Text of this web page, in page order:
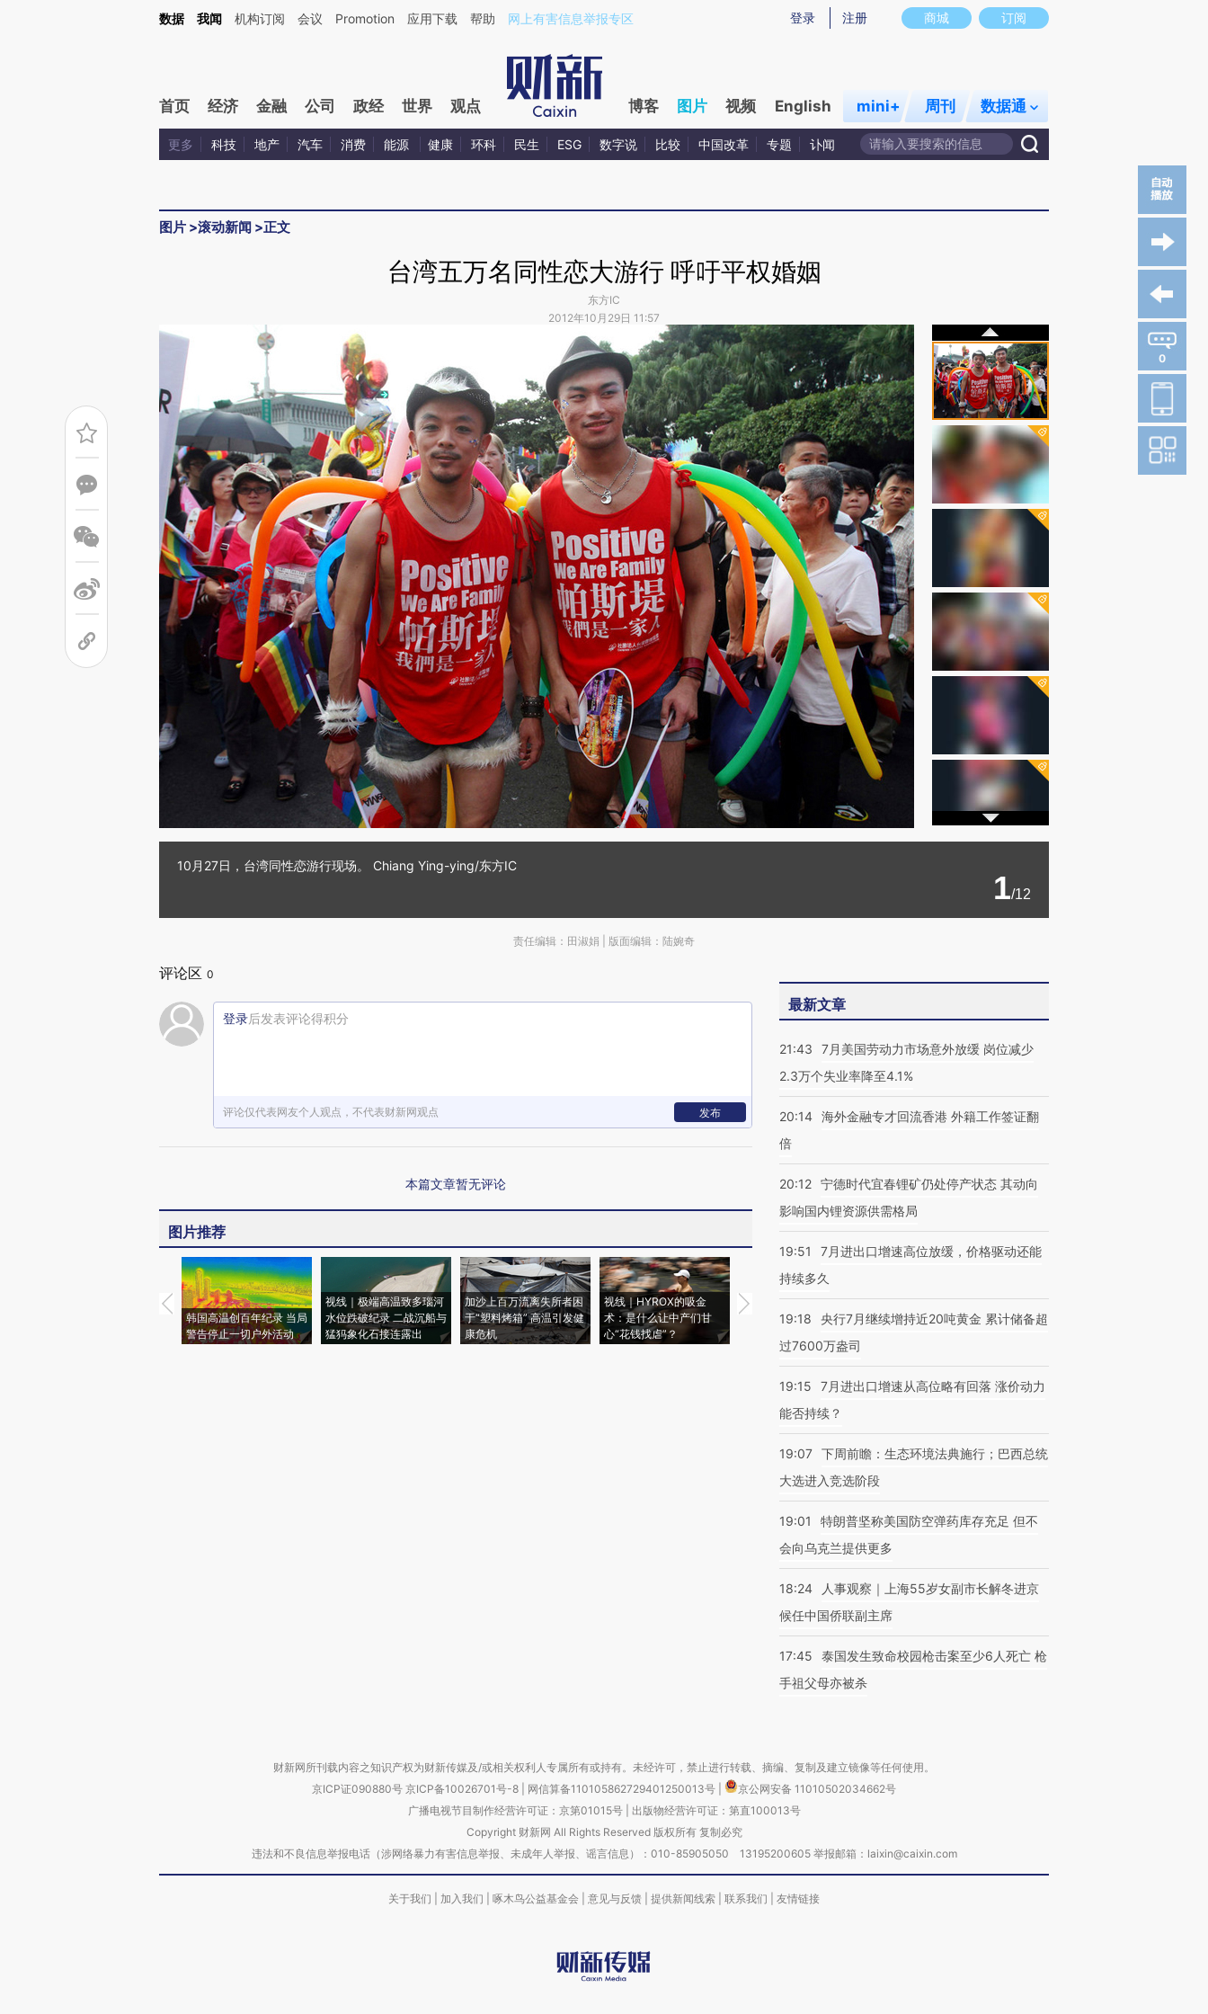
商城 订阅
登录 注册
数据 我闻 机构订阅 会议 Promotion 应用下载 帮助 网上有害信息举报专区
首页 经济 金融 公司 政经 世界 观点 博客 图片 视频 English mini+ 周刊 数据通
更多 科技 地产 汽车 消费 能源 健康 环科 民生 ESG 数字说 比较 中国改革 专题 讣闻
图片 >滚动新闻 >正文
台湾五万名同性恋大游行 呼吁平权婚姻
东方IC
2012年10月29日 11:57
0
10月27日，台湾同性恋游行现场。 Chiang Ying-ying/东方IC
1/12
责任编辑：田淑娟 | 版面编辑：陆婉奇
评论区 0
登录后发表评论得积分
评论仅代表网友个人观点，不代表财新网观点 发布
本篇文章暂无评论
图片推荐
韩国高温创百年纪录 当局
警告停止一切户外活动
视线｜极端高温致多瑙河
水位跌破纪录 二战沉船与
猛犸象化石接连露出
加沙上百万流离失所者困
于“塑料烤箱” 高温引发健
康危机
视线｜HYROX的吸金
术：是什么让中产们甘
心“花钱找虐”？
马航飞行员跨国走私7万
粒摇头丸 尿检体内含3种
视线｜被称为“蟑螂”的印
度Z世代 用街头抗争将教
视线｜“入侵”还是“人道危
机”？难民潮撕裂西班牙
最新文章
21:43
7月美国劳动力市场意外放缓 岗位减少
2.3万个失业率降至4.1%
20:14 海外金融专才回流香港 外籍工作签证翻
倍
20:12 宁德时代宜春锂矿仍处停产状态 其动向
影响国内锂资源供需格局
19:51
7月进出口增速高位放缓，价格驱动还能
持续多久
19:18
央行7月继续增持近20吨黄金 累计储备超
过7600万盎司
19:15
7月进出口增速从高位略有回落 涨价动力
能否持续？
19:07 下周前瞻：生态环境法典施行；巴西总统
大选进入竞选阶段
19:01
特朗普坚称美国防空弹药库存充足 但不
会向乌克兰提供更多
18:24
人事观察｜上海55岁女副市长解冬进京
候任中国侨联副主席
17:45
泰国发生致命校园枪击案至少6人死亡 枪
手祖父母亦被杀
财新网所刊载内容之知识产权为财新传媒及/或相关权利人专属所有或持有。未经许可，禁止进行转载、摘编、复制及建立镜像等任何使用。
京ICP证090880号 京ICP备10026701号-8 网信算备110105862729401250013号
京公网安备 11010502034662号
广播电视节目制作经营许可证：京第01015号| 出版物经营许可证：第直100013号
Copyright 财新网 All Rights Reserved 版权所有 复制必究
违法和不良信息举报电话（涉网络暴力有害信息举报、未成年人举报、谣言信息）：010-85905050 13195200605 举报邮箱：laixin@caixin.com
关于我们 加入我们 啄木鸟公益基金会 意见与反馈 提供新闻线索 联系我们 友情链接